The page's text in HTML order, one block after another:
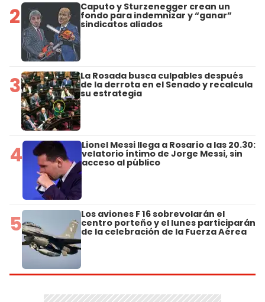
2 Caputo y Sturzenegger crean un
fondo para indemnizar y “ganar”
sindicatos aliados
3 La Rosada busca culpables después
de la derrota en el Senado y recalcula
su estrategia
4 Lionel Messi llega a Rosario a las 20.30:
velatorio íntimo de Jorge Messi, sin
acceso al público
5 Los aviones F 16 sobrevolarán el
centro porteño y el lunes participarán
de la celebración de la Fuerza Aérea